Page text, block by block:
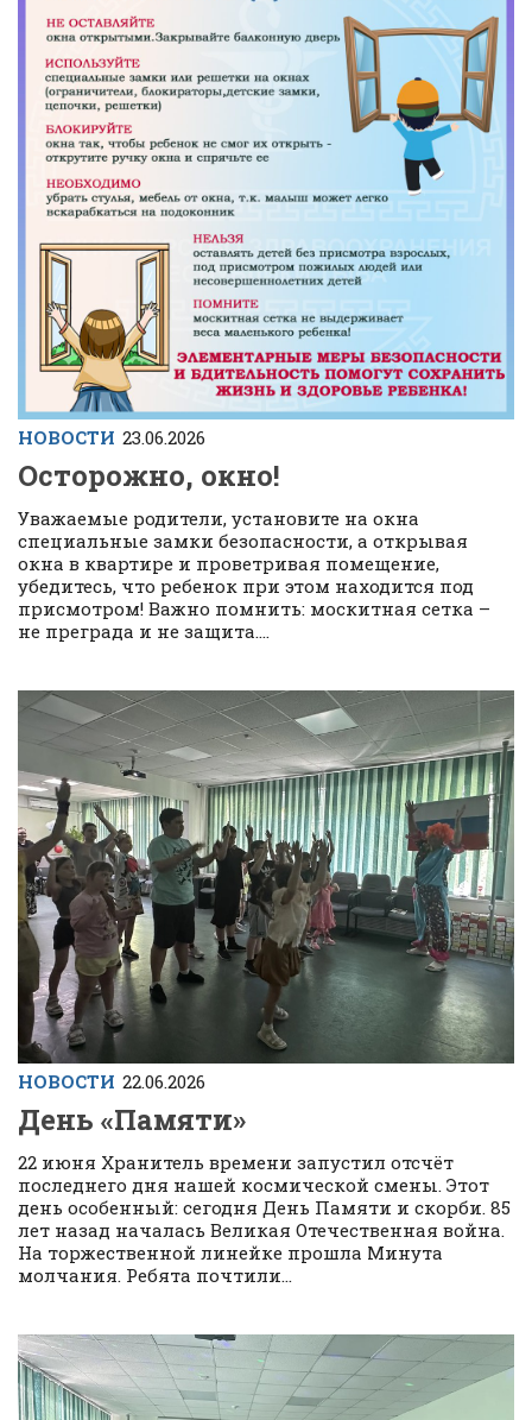
НОВОСТИ 23.06.2026
Осторожно, окно!
Уважаемые родители, установите на окна
специальные замки безопасности, а открывая
окна в квартире и проветривая помещение,
убедитесь, что ребенок при этом находится под
присмотром! Важно помнить: москитная сетка –
не преграда и не защита....
НОВОСТИ 22.06.2026
День «Памяти»
22 июня Хранитель времени запустил отсчёт
последнего дня нашей космической смены. Этот
день особенный: сегодня День Памяти и скорби. 85
лет назад началась Великая Отечественная война.
На торжественной линейке прошла Минута
молчания. Ребята почтили...